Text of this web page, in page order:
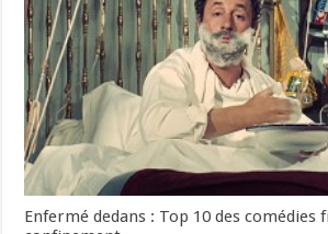
Enfermé dedans : Top 10 des comédies